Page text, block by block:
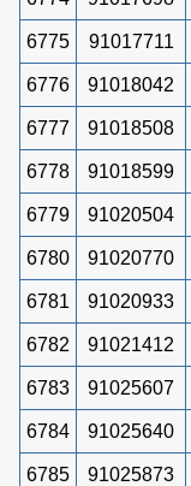
6775 91017711
6776 91018042
6777 91018508
6778 91018599
6779 91020504
6780 91020770
6781 91020933
6782 91021412
6783 91025607
6784 91025640
6785 91025873